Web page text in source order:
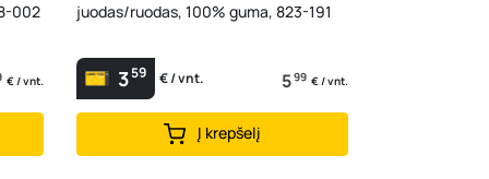
002
€ / vnt.
juodas/ruodas, 100% guma, 823-191
359 € / vnt. 599 € / vnt.
Į krepšelį